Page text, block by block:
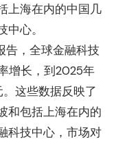
上海在内的中国几
心。
告，全球金融科技
增长，到2025年
这些数据反映了
和包括上海在内的
科技中心，市场对